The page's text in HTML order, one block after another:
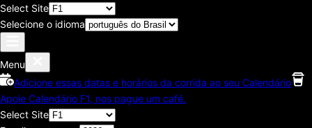
Select Site
Selecione o idioma
Menu
Adicione essas datas e horários da corrida ao seu Calendário
Apoie Calendário F1, nos pague um café.
Select Site